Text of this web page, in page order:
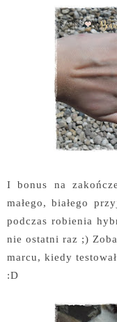
I bonus na
małego, białego
podczas robienia
nie ostatni raz ;)
marcu, kiedy
:D